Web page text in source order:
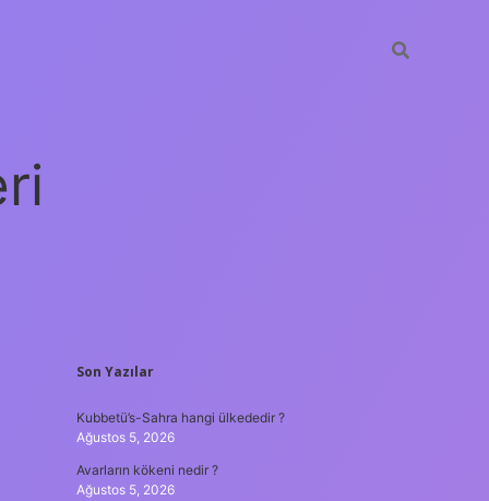
SIDEBAR
Son Yazılar
Kubbetü’s-Sahra hangi ülkededir ?
Ağustos 5, 2026
Avarların kökeni nedir ?
Ağustos 5, 2026